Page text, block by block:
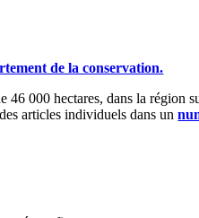
de la conservation.
46 000 hectares, dans la région
articles individuels dans un